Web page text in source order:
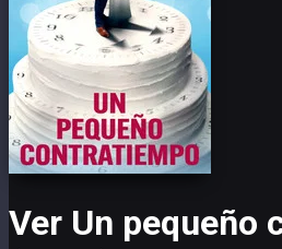
Ver Un pequeño